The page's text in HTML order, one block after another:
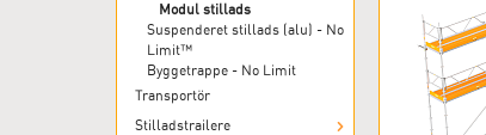
Modul stillads
Suspenderet stillads (alu) - No
Limit™
Byggetrappe - No Limit
Transportör
Stilladstrailere